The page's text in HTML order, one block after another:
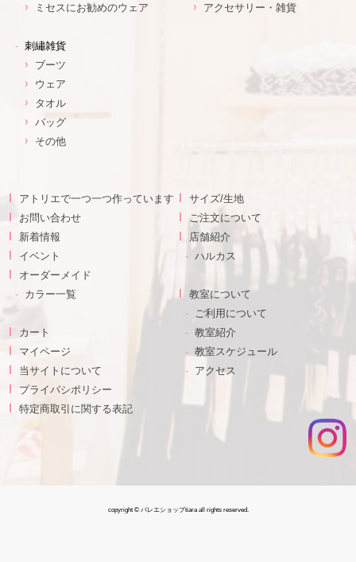
ミセスにお勧めのウェア
刺繡雑貨
ブーツ
ウェア
タオル
バッグ
その他
アクセサリー・雑貨
アトリエで一つ一つ作っています
お問い合わせ
新着情報
イベント
オーダーメイド
カラー一覧
カート
マイページ
当サイトについて
プライバシポリシー
特定商取引に関する表記
サイズ/生地
ご注文について
店舗紹介
ハルカス
教室について
ご利用について
教室紹介
教室スケジュール
アクセス
copyright © バレエショップtiara all rights reserved.